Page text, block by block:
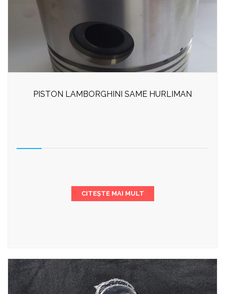
PISTON LAMBORGHINI SAME HURLIMAN
CITEȘTE MAI MULT